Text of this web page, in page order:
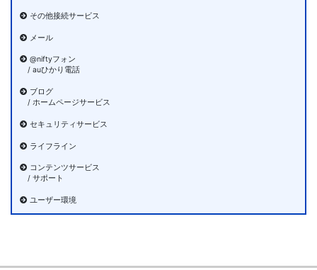
その他接続サービス
メール
@niftyフォン
/ auひかり電話
ブログ
/ ホームページサービス
セキュリティサービス
ライフライン
コンテンツサービス
/ サポート
ユーザー環境